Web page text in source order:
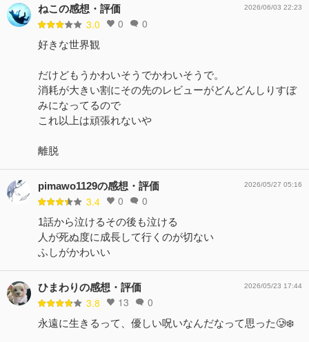
ねこの感想・評価
3.0 0 0
2026/06/03 22:23
好きな世界観
だけどもうかわいそうでかわいそうで。
消耗が大きい割にその先のレビューがどんどんしりすぼ
みになってるので
これ以上は頑張れないや
離脱
pimawo1129の感想・評価
3.4 0 0
2026/05/27 05:16
1話から泣けるその後も泣ける
人が死ぬ度に成長して行くのが切ない
ふしがかわいい
ひまわりの感想・評価
3.8 13 0
2026/05/23 17:44
永遠に生きるって、優しい呪いなんだなって思った🥲❄️